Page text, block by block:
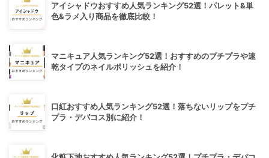
アイシャドウおすすめ人気ランキング52選！パレット&単
色&ラメ入り商品を徹底比較！
マニキュア人気ランキング52選！おすすめのプチプラや速
乾タイプのネイルポリッシュを紹介！
口紅おすすめ人気ランキング52選！落ちないリップをプチ
プラ・デパコス別に紹介！